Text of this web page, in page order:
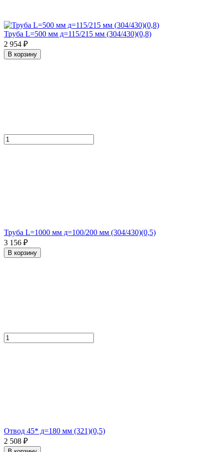
Труба L=500 мм д=115/215 мм (304/430)(0,8)
2 954 ₽
В корзину
Труба L=1000 мм д=100/200 мм (304/430)(0,5)
3 156 ₽
В корзину
Отвод 45* д=180 мм (321)(0,5)
2 508 ₽